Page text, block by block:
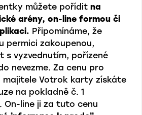
můžete pořídit na
arény, on-line formou či
Připomínáme, že
permici zakoupenou,
s vyzvednutím, pořízené
nevezme. Za cenu pro
majitele Votrok karty získáte
na pokladně č. 1
On-line ji za tuto cenu